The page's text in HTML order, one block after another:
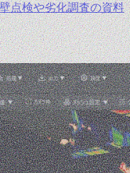
点検や劣化調査の資料